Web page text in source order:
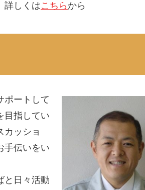
詳しくはこちら から
ポートして
目指してい
カッショ
手伝いをい
と日々活動